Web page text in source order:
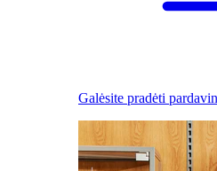
Galėsite pradėti